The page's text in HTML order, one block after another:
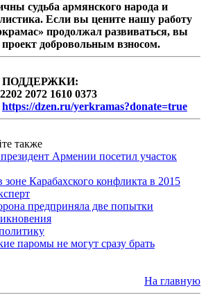
судьба армянского народа и
Если вы цените нашу работу
продолжал развиваться, вы
добровольным взносом.
2072 1610 0373
https://dzen.ru/yerkramas?donate=true
также
Армении посетил участок
Карабахского конфликта в 2015
предприняла две попытки
паромы не могут сразу брать
На главную